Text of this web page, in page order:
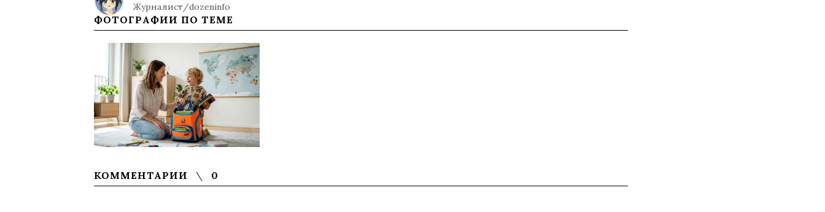
Журналист/dozeninfo
ФОТОГРАФИИ ПО ТЕМЕ
КОММЕНТАРИИ 0